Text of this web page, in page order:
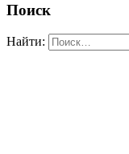
Поиск
Найти: